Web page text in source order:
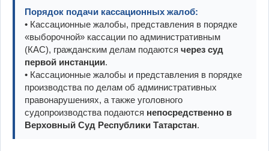
Порядок подачи кассационных жалоб:
• Кассационные жалобы, представления в порядке
«выборочной» кассации по административным
(КАС), гражданским делам подаются через суд
первой инстанции.
• Кассационные жалобы и представления в порядке
производства по делам об административных
правонарушениях, а также уголовного
судопроизводства подаются непосредственно в
Верховный Суд Республики Татарстан.